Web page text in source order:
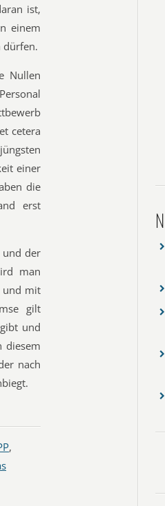
ist,
einem
dürfen.
Nullen
ce­te­ra
einer
die
erst
und der
man
und mit
gilt
und
diesem
nach
,